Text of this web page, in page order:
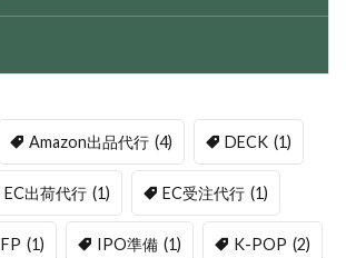
Amazon出品代行 (4) DECK (1)
EC出荷代行 (1) EC受注代行 (1)
FP (1) IPO準備 (1) K-POP (2)